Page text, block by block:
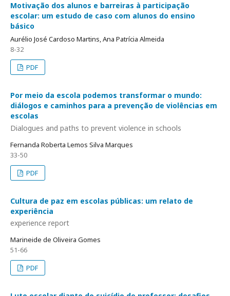
Motivação dos alunos e barreiras à participação
escolar: um estudo de caso com alunos do ensino
básico
Aurélio José Cardoso Martins, Ana Patrícia Almeida
8-32
PDF
Por meio da escola podemos transformar o mundo:
diálogos e caminhos para a prevenção de violências em
escolas
Dialogues and paths to prevent violence in schools
Fernanda Roberta Lemos Silva Marques
33-50
PDF
Cultura de paz em escolas públicas: um relato de
experiência
experience report
Marineide de Oliveira Gomes
51-66
PDF